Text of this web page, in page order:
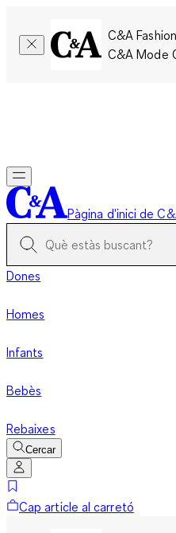
C&A
C&A Mode
Pàgina d'inici de
Dones
Homes
Infants
Bebès
Rebaixes
Cercar
Cap article al carretó